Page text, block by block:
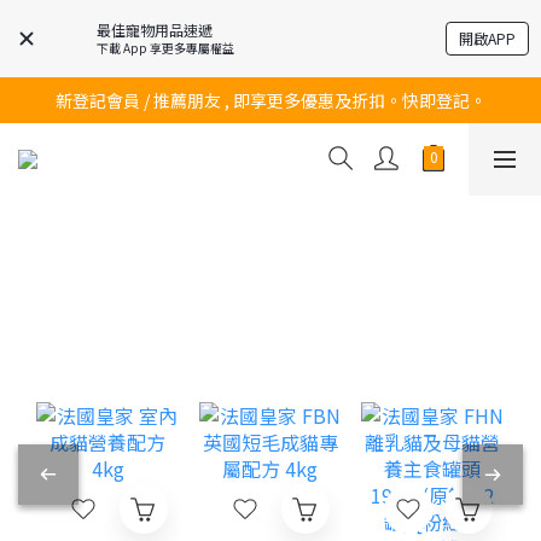
最佳寵物用品速遞
下載 App 享更多專屬權益 開啟APP
訂購滿$200 即可免費送貨!
訂購滿$200 即可免費送貨!
新登記會員 / 推薦朋友 , 即享更多優惠及折扣。快即登記。
訂購滿$200 即可免費送貨!